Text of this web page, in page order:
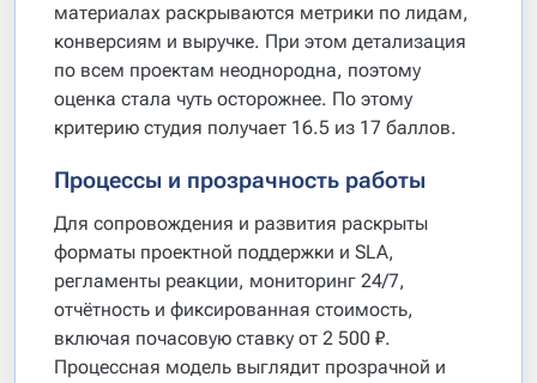
материалах раскрываются метрики по лидам,
конверсиям и выручке. При этом детализация
по всем проектам неоднородна, поэтому
оценка стала чуть осторожнее. По этому
критерию студия получает 16.5 из 17 баллов.
Процессы и прозрачность работы
Для сопровождения и развития раскрыты
форматы проектной поддержки и SLA,
регламенты реакции, мониторинг 24/7,
отчётность и фиксированная стоимость,
включая почасовую ставку от 2 500 ₽.
Процессная модель выглядит прозрачной и